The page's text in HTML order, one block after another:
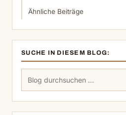
Ähnliche Beiträge
SUCHE IN DIESEM BLOG:
Suchen